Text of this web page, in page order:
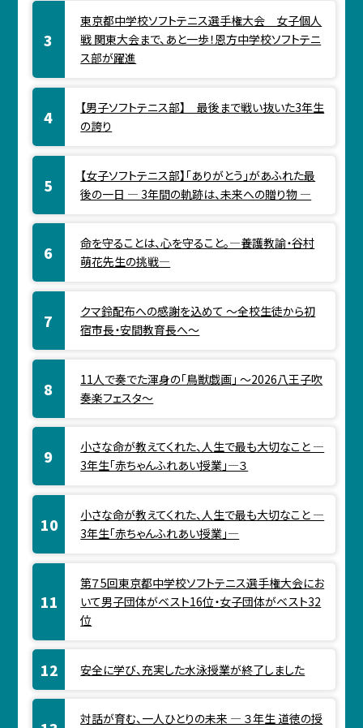
東京都中学校ソフトテニス選手権大会 女子個人
戦 関東大会まで、あと一歩！恩方中学校ソフトテニ
ス部が躍進
【男子ソフトテニス部】 最後まで戦い抜いた3年生
の誇り
【女子ソフトテニス部】「ありがとう」があふれた最
後の一日 ― 3年間の軌跡は、未来への贈り物 ―
命を守ることは、心を守ること。―養護教諭・谷村
萌花先生の挑戦―
クマ鈴配布への感謝を込めて ～全校生徒から初
宿市長・安間教育長へ～
11人で奏でた渾身の「鳥獣戯画」 ～2026八王子吹
奏楽フェスタ～
小さな命が教えてくれた、人生で最も大切なこと ―
3年生「赤ちゃんふれあい授業」―３
小さな命が教えてくれた、人生で最も大切なこと ―
3年生「赤ちゃんふれあい授業」―
第７5回東京都中学校ソフトテニス選手権大会にお
いて男子団体がベスト16位・女子団体がベスト32
位
安全に学び、充実した水泳授業が終了しました
対話が育む、一人ひとりの未来 ― ３年生 道徳の授